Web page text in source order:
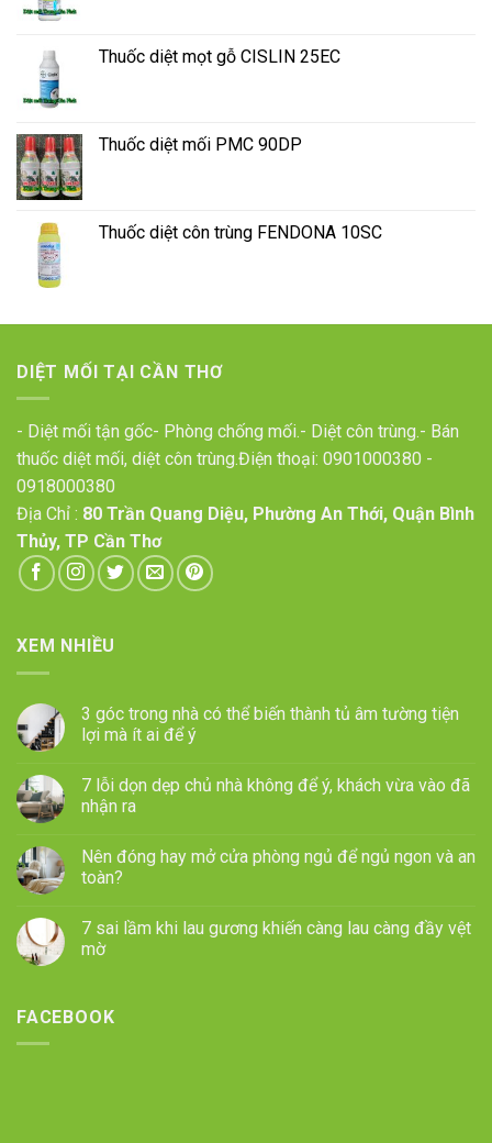
Thuốc diệt mọt gỗ CISLIN 25EC
Thuốc diệt mối PMC 90DP
Thuốc diệt côn trùng FENDONA 10SC
DIỆT MỐI TẠI CẦN THƠ
- Diệt mối tận gốc- Phòng chống mối.- Diệt côn trùng.- Bán
thuốc diệt mối, diệt côn trùng.Điện thoại: 0901000380 -
0918000380
Địa Chỉ : 80 Trần Quang Diệu, Phường An Thới, Quận Bình
Thủy, TP Cần Thơ
XEM NHIỀU
3 góc trong nhà có thể biến thành tủ âm tường tiện
lợi mà ít ai để ý
7 lỗi dọn dẹp chủ nhà không để ý, khách vừa vào đã
nhận ra
Nên đóng hay mở cửa phòng ngủ để ngủ ngon và an
toàn?
7 sai lầm khi lau gương khiến càng lau càng đầy vệt
mờ
FACEBOOK